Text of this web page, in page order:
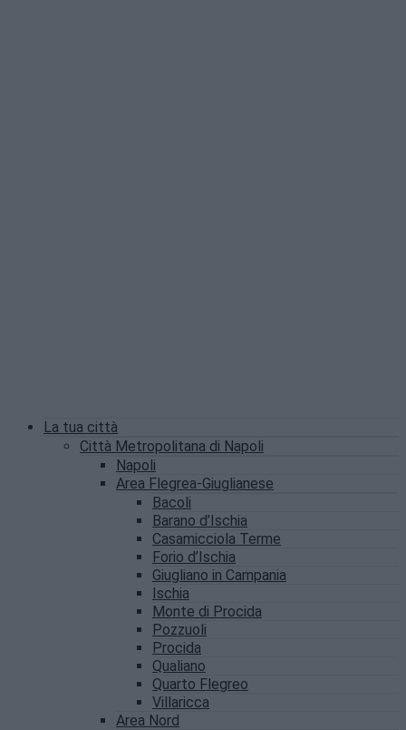
La tua città
Città Metropolitana di Napoli
Napoli
Area Flegrea-Giuglianese
Bacoli
Barano d’Ischia
Casamicciola Terme
Forio d’Ischia
Giugliano in Campania
Ischia
Monte di Procida
Pozzuoli
Procida
Qualiano
Quarto Flegreo
Villaricca
Area Nord